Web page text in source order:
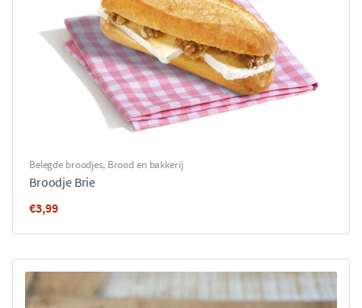
Belegde broodjes, Brood en bakkerij
Broodje Brie
€3,99